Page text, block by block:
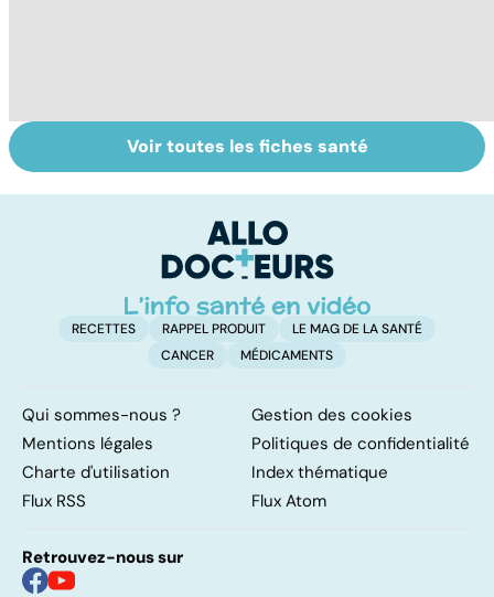
Violences
sexuelles :
Viol : quelle prise
en charge pour
Voir toutes les fiches santé
RECETTES RAPPEL PRODUIT
LE MAG DE LA SANTÉ
CANCER
MÉDICAMENTS
Qui sommes-nous ?
Gestion des cookies
Mentions légales
Politiques de confidentialité
Charte d'utilisation
Index thématique
Flux RSS
Flux Atom
Retrouvez-nous sur